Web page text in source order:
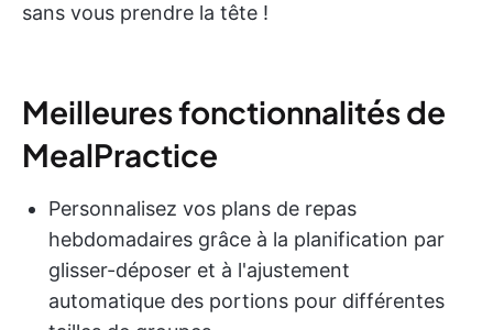
sans vous prendre la tête !
Meilleures fonctionnalités de
MealPractice
Personnalisez vos plans de repas
hebdomadaires grâce à la planification par
glisser-déposer et à l'ajustement
automatique des portions pour différentes